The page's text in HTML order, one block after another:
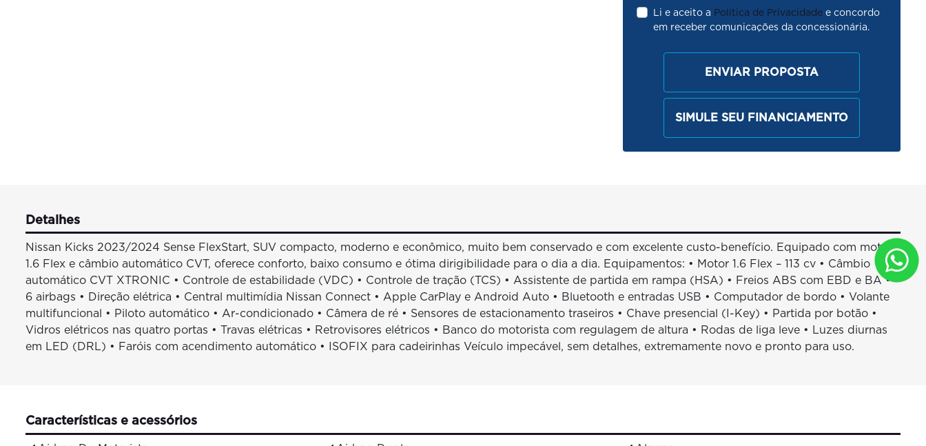
Li e aceito a Política de Privacidadee concordo
em receber comunicações da concessionária.
ENVIAR PROPOSTA
SIMULE SEU FINANCIAMENTO
Detalhes
Nissan Kicks 2023/2024 Sense FlexStart, SUV compacto, moderno e econômico, muito bem conservado e com excelente custo-benefício. Equipado com motor
1.6 Flex e câmbio automático CVT, oferece conforto, baixo consumo e ótima dirigibilidade para o dia a dia. Equipamentos: • Motor 1.6 Flex – 113 cv • Câmbio
automático CVT XTRONIC • Controle de estabilidade (VDC) • Controle de tração (TCS) • Assistente de partida em rampa (HSA) • Freios ABS com EBD e BA •
6 airbags • Direção elétrica • Central multimídia Nissan Connect • Apple CarPlay e Android Auto • Bluetooth e entradas USB • Computador de bordo • Volante
multifuncional • Piloto automático • Ar-condicionado • Câmera de ré • Sensores de estacionamento traseiros • Chave presencial (I-Key) • Partida por botão •
Vidros elétricos nas quatro portas • Travas elétricas • Retrovisores elétricos • Banco do motorista com regulagem de altura • Rodas de liga leve • Luzes diurnas
em LED (DRL) • Faróis com acendimento automático • ISOFIX para cadeirinhas Veículo impecável, sem detalhes, extremamente novo e pronto para uso.
Características e acessórios